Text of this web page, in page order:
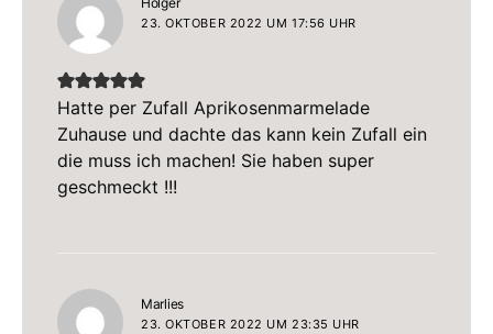
23. OKTOBER 2022 UM 17:56 UHR
Hatte per Zufall Aprikosenmarmelade
Zuhause und dachte das kann kein Zufall ein
die muss ich machen! Sie haben super
geschmeckt !!!
Marliessagt:
23. OKTOBER 2022 UM 23:35 UHR